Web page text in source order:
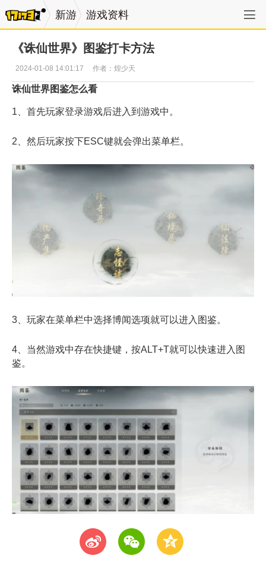
新游 游戏资料
《诛仙世界》图鉴打卡方法
2024-01-08 14:01:17 作者：煌少天
诛仙世界图鉴怎么看
1、首先玩家登录游戏后进入到游戏中。
2、然后玩家按下ESC键就会弹出菜单栏。
3、玩家在菜单栏中选择博闻选项就可以进入图鉴。
4、当然游戏中存在快捷键，按ALT+T就可以快速进入图
鉴。
t w z